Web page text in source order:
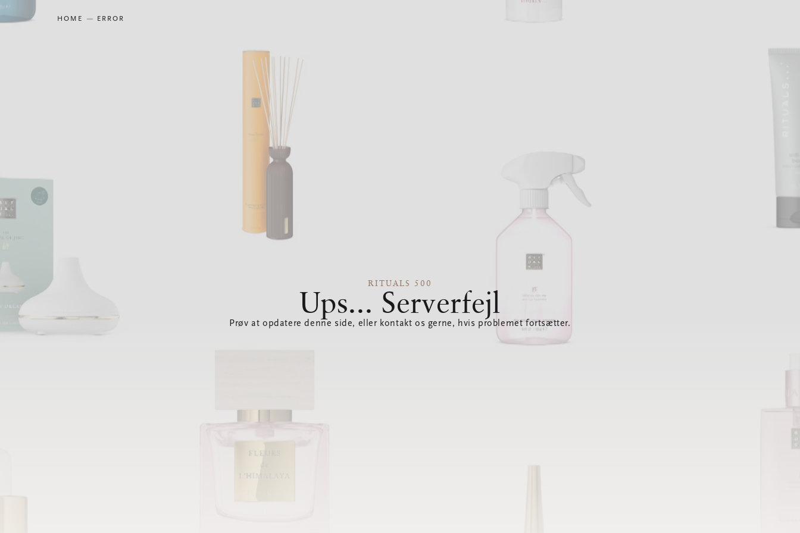
HOME ERROR
RITUALS 500
Ups... Serverfejl
Prøv at opdatere denne side, eller kontakt os gerne, hvis problemet fortsætter.